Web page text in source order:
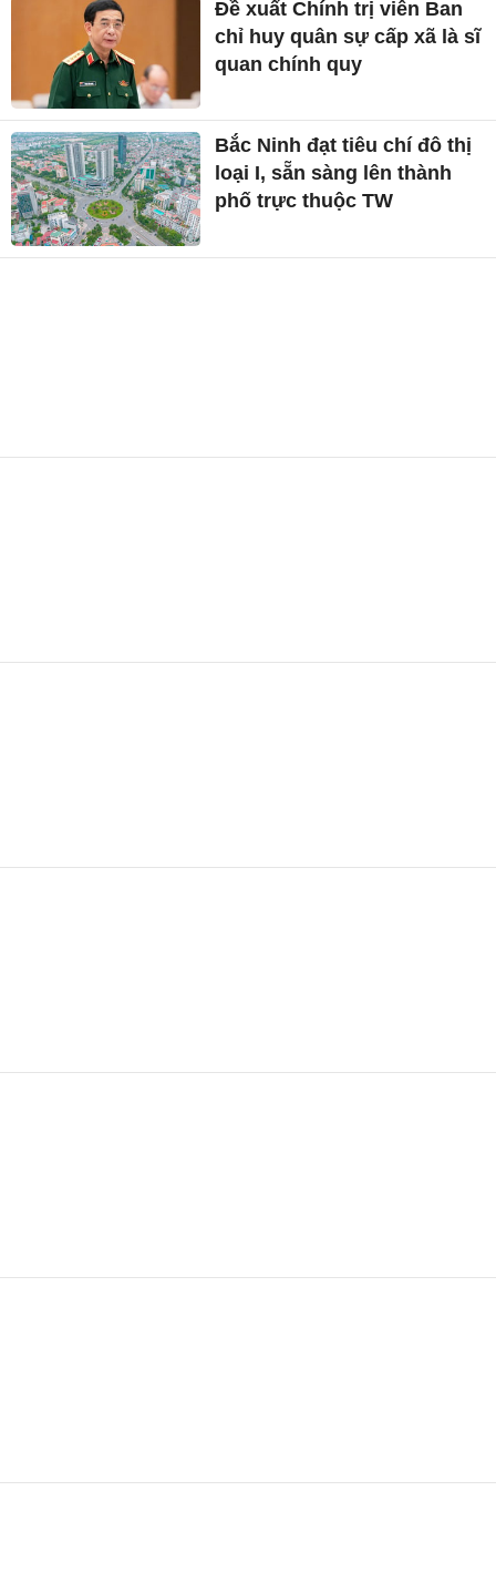
Đề xuất Chính trị viên Ban
chỉ huy quân sự cấp xã là sĩ
quan chính quy
Bắc Ninh đạt tiêu chí đô thị
loại I, sẵn sàng lên thành
phố trực thuộc TW